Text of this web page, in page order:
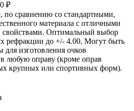
0 ₽
по сравнению со стандартными,
материала с отличными
свойствами. Оптимальный выбор
рефракции до +/- 4.00. Могут быть
для изготовления очков
любую оправу (кроме оправ
крупных или спортивных форм).